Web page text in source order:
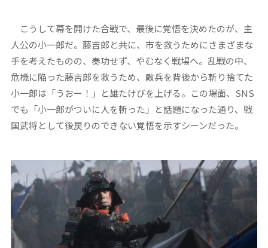
こうして幕を開けた合戦で、最後に覚悟を決めたのが、主
人公の小一郎だ。藤吉郎と共に、市を救うためにさまざまな
手を考えたものの、奏功せず、やむなく戦場へ。乱戦の中、
危機に陥った藤吉郎を救うため、敵兵を背後から斬り捨てた
小一郎は「うおー！」と雄たけびを上げる。この場面、SNS
でも「小一郎がついに人を斬った」と話題になった通り、戦
国武将として後戻りのできない覚悟を示すシーンだった。